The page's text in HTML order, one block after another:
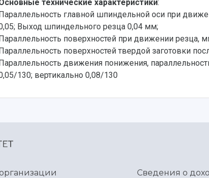
технические характеристики:
главной шпиндельной оси при
Выход шпиндельного резца 0,04 мм;
поверхностей при движении резца,
поверхностей твердой заготовки
движения понижения,
130; вертикально 0,08/130
Сведения о